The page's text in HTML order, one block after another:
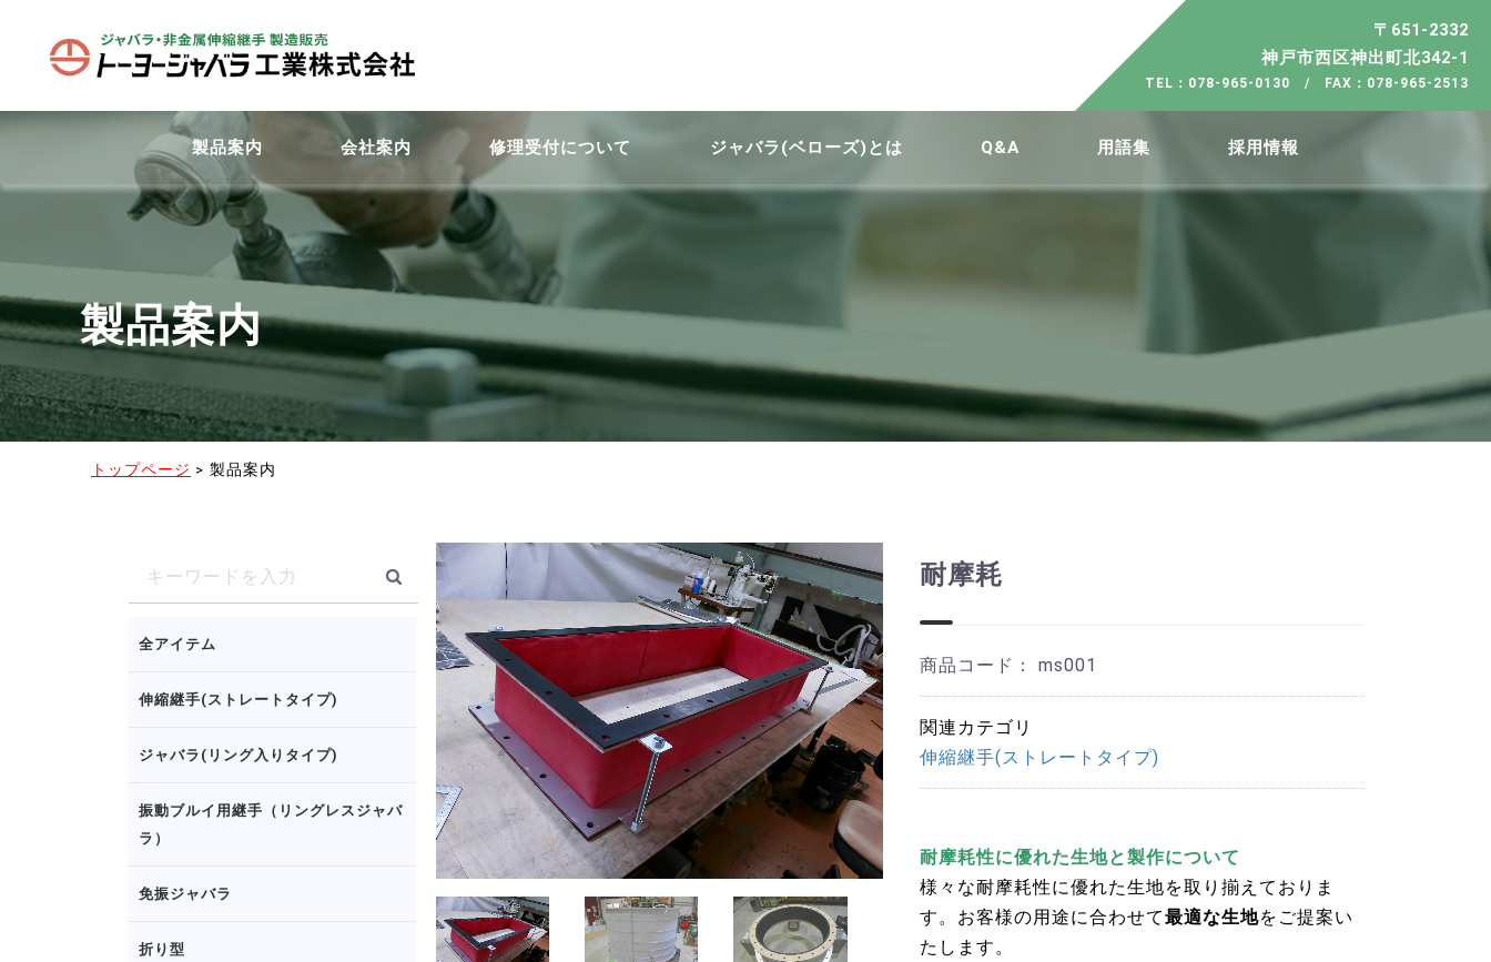
〒651-2332
神戸市西区神出町北342-1
TEL：078-965-0130 / FAX：078-965-2513
製品案内 会社案内 修理受付について ジャバラ(ベローズ)とは Q&A 用語集 採用情報
製品案内
トップページ > 製品案内
全アイテム
伸縮継手(ストレートタイプ)
ジャバラ(リング入りタイプ)
振動ブルイ用継手（リングレスジャバ
ラ）
免振ジャバラ
折り型
耐摩耗
商品コード： ms001
関連カテゴリ
伸縮継手(ストレートタイプ)
耐摩耗性に優れた生地と製作について
様々な耐摩耗性に優れた生地を取り揃えておりま
す。お客様の用途に合わせて最適な生地をご提案い
たします。